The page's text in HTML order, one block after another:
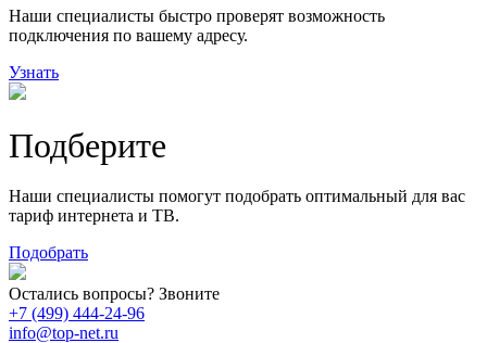
Наши специалисты быстро проверят возможность
подключения по вашему адресу.
Узнать
Подберите
Наши специалисты помогут подобрать оптимальный для вас
тариф интернета и ТВ.
Подобрать
Остались вопросы? Звоните
+7 (499) 444-24-96
info@top-net.ru